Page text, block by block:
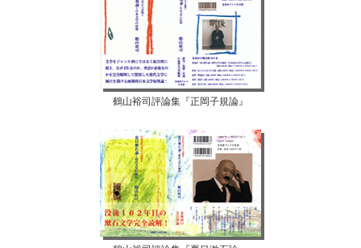
鶴山裕司評論集『正岡子規論』